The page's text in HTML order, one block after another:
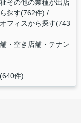
その他の業種が出店
探す(762件)
フィスから探す(743
・空き店舗・テナン
件)